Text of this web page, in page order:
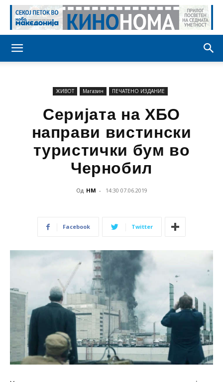
ЖИВОТ Магазин ПЕЧАТЕНО ИЗДАНИЕ
Серијата на ХБО
направи вистински
туристички бум во
Чернобил
Од НМ - 14:30 07.06.2019
Facebook Twitter